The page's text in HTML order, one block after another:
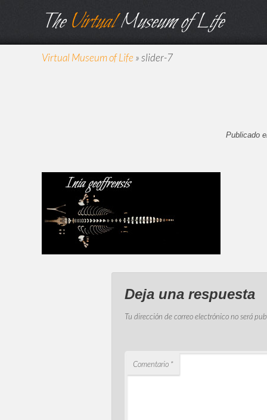
TheVirtualMuseum of Life
Virtual Museum of Life »slider-7
Publicado
Deja una respuesta
Tu dirección de correo electrónico no será
Comentario *